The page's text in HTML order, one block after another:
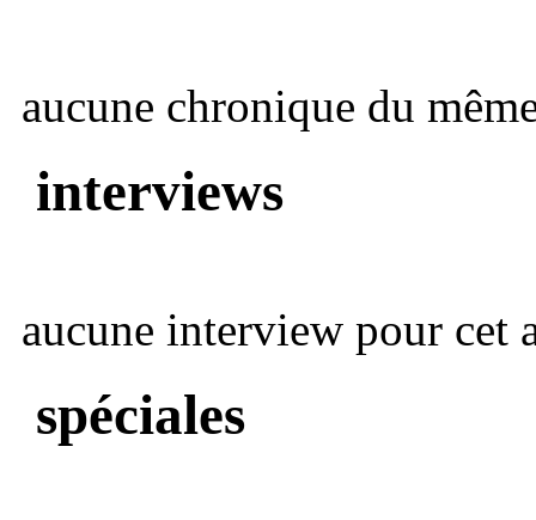
aucune chronique du
interviews
aucune interview pour cet
spéciales